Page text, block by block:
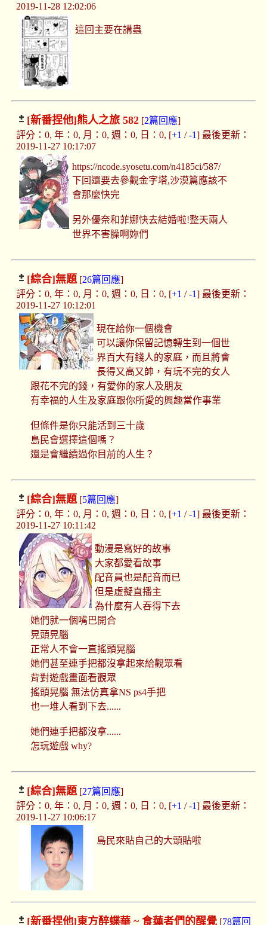
2019-11-28 12:02:06
這回主要在講蟲
[新番捏他]熊人之旅 582[2篇回應]
評分：0, 年：0, 月：0, 週：0, 日：0, [+1 /-1] 最後更新：
2019-11-27 10:17:07
https://ncode.syosetu.com/n4185ci/587/
下回還要去參觀金字塔,沙漠篇應該不
會那麼快完
另外優奈和菲娜快去結婚啦!整天兩人
世界不害臊啊妳們
[綜合]無題[26篇回應]
評分：0, 年：0, 月：0, 週：0, 日：0, [+1 /-1] 最後更新：
2019-11-27 10:12:01
現在給你一個機會
可以讓你保留記憶轉生到一個世
界百大有錢人的家庭，而且將會
長得又高又帥，有玩不完的女人
跟花不完的錢，有愛你的家人及朋友
有幸福的人生及家庭跟你所愛的興趣當作事業
但條件是你只能活到三十歲
島民會選擇這個嗎？
還是會繼續過你目前的人生？
[綜合]無題[5篇回應]
評分：0, 年：0, 月：0, 週：0, 日：0, [+1 /-1] 最後更新：
2019-11-27 10:11:42
動漫是寫好的故事
大家都愛看故事
配音員也是配音而已
但是虛擬直播主
為什麼有人吞得下去
她們就一個嘴巴開合
晃頭晃腦
正常人不會一直搖頭晃腦
她們甚至連手把都沒拿起來給觀眾看
背對遊戲畫面看觀眾
搖頭晃腦 無法仿真拿NS ps4手把
也一堆人看到下去......
她們連手把都沒拿......
怎玩遊戲 why?
[綜合]無題[27篇回應]
評分：0, 年：0, 月：0, 週：0, 日：0, [+1 /-1] 最後更新：
2019-11-27 10:06:17
島民來貼自己的大頭貼啦
[新番捏他]東方醉蝶華 ~ 食蓮者們的醒覺[78篇回